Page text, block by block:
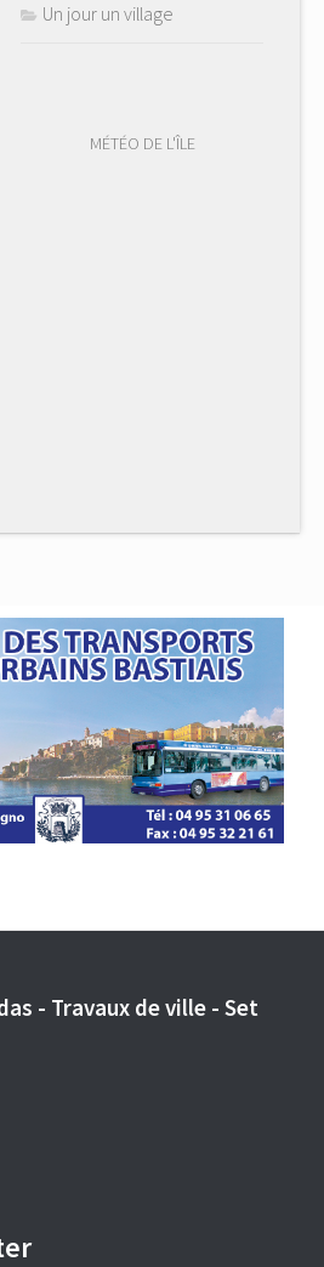
Un jour un village
MÉTÉO DE L'ÎLE
- Travaux de ville - Set